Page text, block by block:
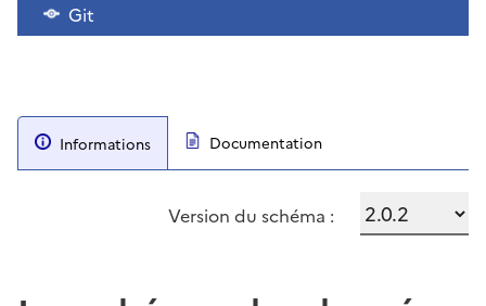
Git
Informations Documentation
Version du schéma :